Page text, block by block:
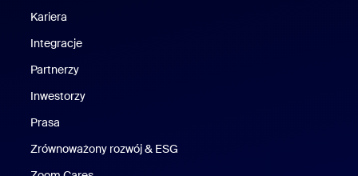
Kariera
Integracje
Partnerzy
Inwestorzy
Prasa
Zrównoważony rozwój & ESG